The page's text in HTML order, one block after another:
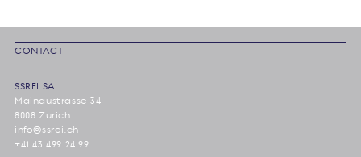
CONTACT
SSREI SA
Mainaustrasse 34
8008 Zurich
info@ssrei.ch
+41 43 499 24 99